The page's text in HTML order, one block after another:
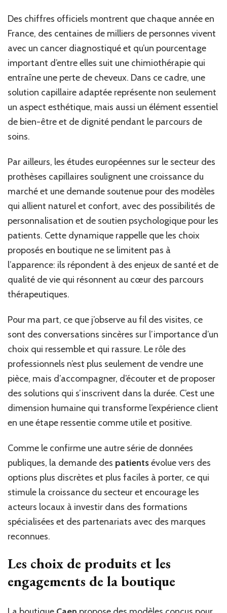
Des chiffres officiels montrent que chaque année en
France, des centaines de milliers de personnes vivent
avec un cancer diagnostiqué et qu’un pourcentage
important d’entre elles suit une chimiothérapie qui
entraîne une perte de cheveux. Dans ce cadre, une
solution capillaire adaptée représente non seulement
un aspect esthétique, mais aussi un élément essentiel
de bien-être et de dignité pendant le parcours de
soins.
Par ailleurs, les études européennes sur le secteur des
prothèses capillaires soulignent une croissance du
marché et une demande soutenue pour des modèles
qui allient naturel et confort, avec des possibilités de
personnalisation et de soutien psychologique pour les
patients. Cette dynamique rappelle que les choix
proposés en boutique ne se limitent pas à
l’apparence: ils répondent à des enjeux de santé et de
qualité de vie qui résonnent au cœur des parcours
thérapeutiques.
Pour ma part, ce que j’observe au fil des visites, ce
sont des conversations sincères sur l’importance d’un
choix qui ressemble et qui rassure. Le rôle des
professionnels n’est plus seulement de vendre une
pièce, mais d’accompagner, d’écouter et de proposer
des solutions qui s’inscrivent dans la durée. C’est une
dimension humaine qui transforme l’expérience client
en une étape ressentie comme utile et positive.
Comme le confirme une autre série de données
publiques, la demande des patientsévolue vers des
options plus discrètes et plus faciles à porter, ce qui
stimule la croissance du secteur et encourage les
acteurs locaux à investir dans des formations
spécialisées et des partenariats avec des marques
reconnues.
Les choix de produits et les
engagements de la boutique